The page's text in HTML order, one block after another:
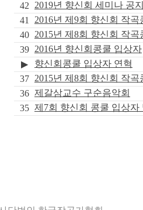
42
2019년 향신회 세미나 공
41
2016년 제9회 향신회 작
40
2015년 제8회 향신회 작곡
39
2016년 향신회콩쿨 입상자
▶
향신회콩쿨 입상자 연혁
37
2015년 제8회 향신회 작
36 제갈삼교수 구순음악회
35 제7회 향신회 콩쿨 입상자